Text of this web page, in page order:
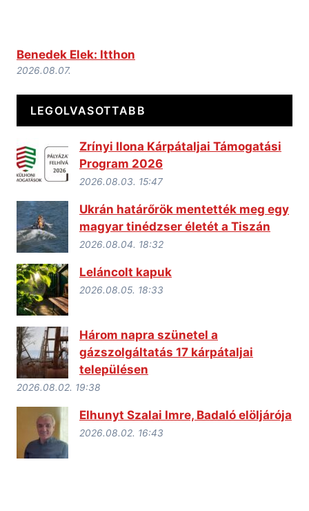
Benedek Elek: Itthon
2026.08.07.
LEGOLVASOTTABB
Zrínyi Ilona Kárpátaljai Támogatási
Program 2026
2026.08.03. 15:47
Ukrán határőrök mentették meg egy
magyar tinédzser életét a Tiszán
2026.08.04. 18:32
Leláncolt kapuk
2026.08.05. 18:33
Három napra szünetel a
gázszolgáltatás 17 kárpátaljai
településen
2026.08.02. 19:38
Elhunyt Szalai Imre, Badaló elöljárója
2026.08.02. 16:43